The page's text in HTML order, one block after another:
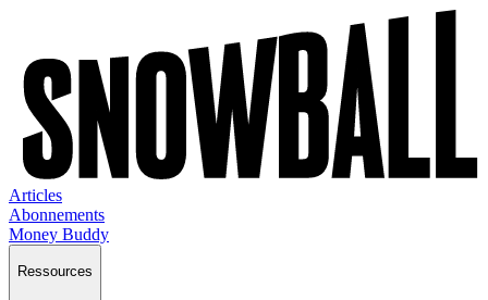
Articles
Abonnements
Money Buddy
Ressources